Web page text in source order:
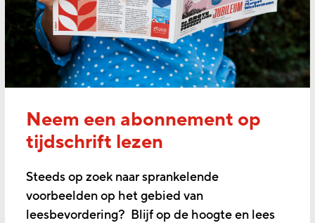
Neem een abonnement op
tijdschrift lezen
Steeds op zoek naar sprankelende
voorbeelden op het gebied van
leesbevordering? Blijf op de hoogte en lees